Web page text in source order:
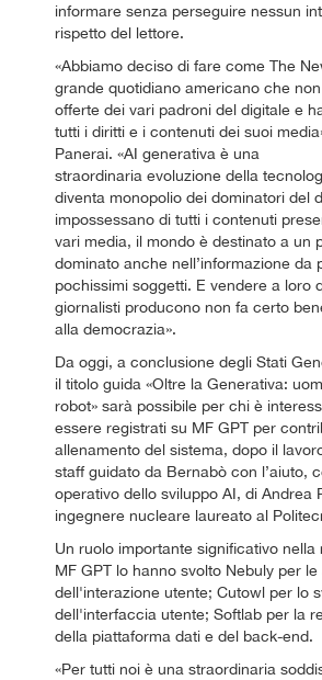
informare senza perseguire nessun
rispetto del lettore.
«Abbiamo deciso di fare come The
grande quotidiano americano che
offerte dei vari padroni del digitale e
tutti i diritti e i contenuti dei suoi
Panerai. «AI generativa è una
straordinaria evoluzione della
diventa monopolio dei dominatori del
impossessano di tutti i contenuti
vari media, il mondo è destinato a un
dominato anche nell’informazione da
pochissimi soggetti. E vendere a loro
giornalisti producono non fa certo
alla democrazia».
Da oggi, a conclusione degli Stati
il titolo guida «Oltre la Generativa:
robot» sarà possibile per chi è
essere registrati su MF GPT per
allenamento del sistema, dopo il
staff guidato da Bernabò con l’aiuto,
operativo dello sviluppo AI, di Andrea
ingegnere nucleare laureato al
Un ruolo importante significativo nella
MF GPT lo hanno svolto Nebuly per
dell'interazione utente; Cutowl per lo
dell'interfaccia utente; Softlab per la
della piattaforma dati e del back-end.
«Per tutti noi è una straordinaria